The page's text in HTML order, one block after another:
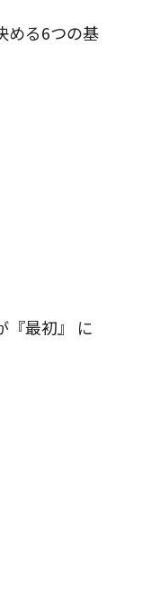
める6つの基
『最初』 に